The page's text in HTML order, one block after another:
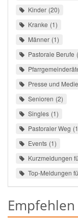
Kinder 20
Kranke 1
Männer 1
Pastorale Berufe
Presse und
Senioren 2
Singles 1
Pastoraler Weg 1
Events 1
Kurzmeldungen
Top-Meldungen